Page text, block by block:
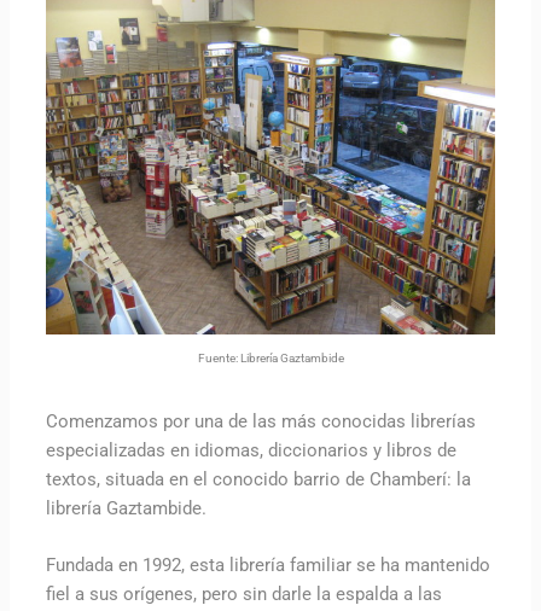
Fuente: Librería Gaztambide
Comenzamos por una de las más conocidas librerías
especializadas en idiomas, diccionarios y libros de
textos, situada en el conocido barrio de Chamberí: la
librería Gaztambide.
Fundada en 1992, esta librería familiar se ha mantenido
fiel a sus orígenes, pero sin darle la espalda a las